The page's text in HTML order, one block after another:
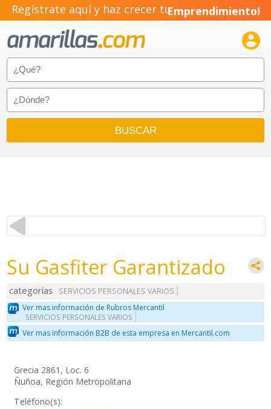
Regístrate aquí y haz crecer tuEmprendimiento!

Su Gasfiter Garantizado
categorías
SERVICIOS PERSONALES VARIOS
Ver mas información de Rubros Mercantil
SERVICIOS PERSONALES VARIOS
Ver mas información B2B de esta empresa en Mercantil.com
Grecia 2861, Loc. 6
Ñuñoa, Región Metropolitana
Teléfono(s):